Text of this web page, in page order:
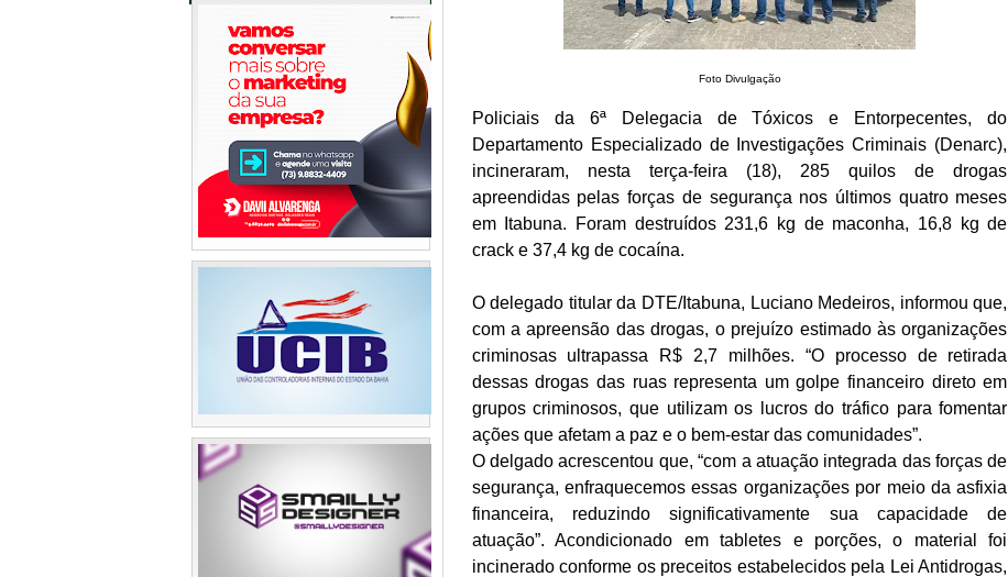
Foto Divulgação
Policiais da 6ª Delegacia de Tóxicos e Entorpecentes, do
Departamento Especializado de Investigações Criminais (Denarc),
incineraram, nesta terça-feira (18), 285 quilos de drogas
apreendidas pelas forças de segurança nos últimos quatro meses
em Itabuna. Foram destruídos 231,6 kg de maconha, 16,8 kg de
crack e 37,4 kg de cocaína.
O delegado titular da DTE/Itabuna, Luciano Medeiros, informou que,
com a apreensão das drogas, o prejuízo estimado às organizações
criminosas ultrapassa R$ 2,7 milhões. “O processo de retirada
dessas drogas das ruas representa um golpe financeiro direto em
grupos criminosos, que utilizam os lucros do tráfico para fomentar
ações que afetam a paz e o bem-estar das comunidades”.
O delgado acrescentou que, “com a atuação integrada das forças de
segurança, enfraquecemos essas organizações por meio da asfixia
financeira, reduzindo significativamente sua capacidade de
atuação”. Acondicionado em tabletes e porções, o material foi
incinerado conforme os preceitos estabelecidos pela Lei Antidrogas,